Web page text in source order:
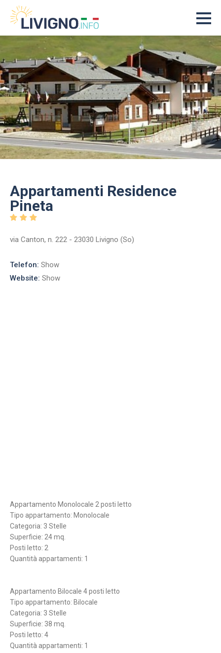
Appartamenti Residence
Pineta
via Canton, n. 222 - 23030 Livigno (So)
Telefon: Show
Website: Show
Appartamento Monolocale 2 posti letto
Tipo appartamento: Monolocale
Categoria: 3 Stelle
Superficie: 24 mq.
Posti letto: 2
Quantità appartamenti: 1
Appartamento Bilocale 4 posti letto
Tipo appartamento: Bilocale
Categoria: 3 Stelle
Superficie: 38 mq.
Posti letto: 4
Quantità appartamenti: 1